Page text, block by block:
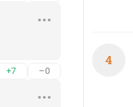
+7 –0
4